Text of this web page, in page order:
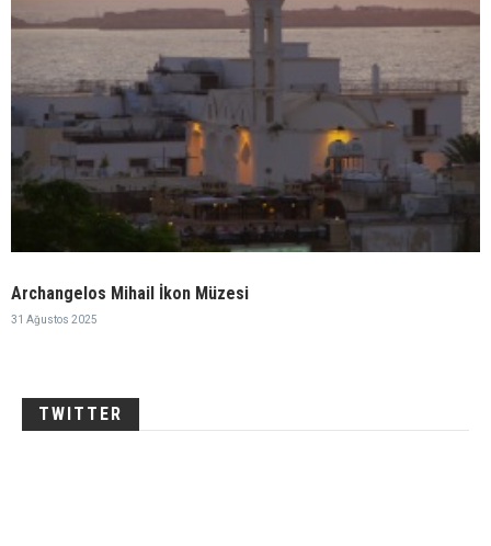
Archangelos Mihail İkon Müzesi
31 Ağustos 2025
TWITTER